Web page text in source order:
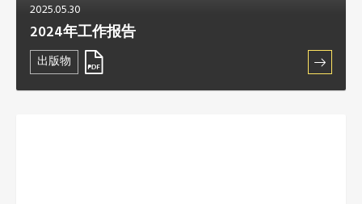
2025.05.30
2024年工作报告
出版物